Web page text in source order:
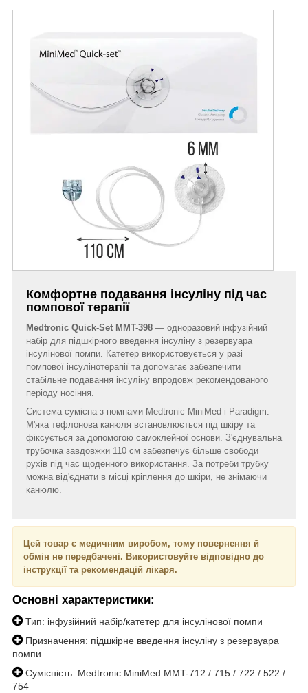
Комфортне подавання інсуліну під час
помпової терапії
Medtronic Quick-Set MMT-398 — одноразовий інфузійний
набір для підшкірного введення інсуліну з резервуара
інсулінової помпи. Катетер використовується у разі
помпової інсулінотерапії та допомагає забезпечити
стабільне подавання інсуліну впродовж рекомендованого
періоду носіння.
Система сумісна з помпами Medtronic MiniMed і Paradigm.
М'яка тефлонова канюля встановлюється під шкіру та
фіксується за допомогою самоклейної основи. З'єднувальна
трубочка завдовжки 110 см забезпечує більше свободи
рухів під час щоденного використання. За потреби трубку
можна від'єднати в місці кріплення до шкіри, не знімаючи
канюлю.
Цей товар є медичним виробом, тому повернення й
обмін не передбачені. Використовуйте відповідно до
інструкції та рекомендацій лікаря.
Основні характеристики:
Тип: інфузійний набір/катетер для інсулінової помпи
Призначення: підшкірне введення інсуліну з резервуара
помпи
Сумісність: Medtronic MiniMed MMT-712 / 715 / 722 / 522 /
754